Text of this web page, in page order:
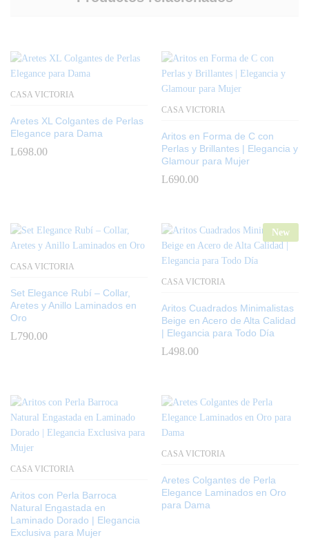
CASA VICTORIA
Aretes XL Colgantes de Perlas
Elegance para Dama
L698.00
CASA VICTORIA
Aritos en Forma de C con
Perlas y Brillantes | Elegancia y
Glamour para Mujer
L690.00
CASA VICTORIA
Set Elegance Rubí – Collar,
Aretes y Anillo Laminados en
Oro
L790.00
New
CASA VICTORIA
Aritos Cuadrados Minimalistas
Beige en Acero de Alta Calidad
| Elegancia para Todo Día
L498.00
CASA VICTORIA
Aritos con Perla Barroca
Natural Engastada en
Laminado Dorado | Elegancia
Exclusiva para Mujer
CASA VICTORIA
Aretes Colgantes de Perla
Elegance Laminados en Oro
para Dama